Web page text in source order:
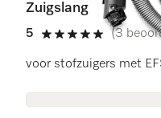
Zuigslang
5
5 sterren op 5
(3
voor stofzuigers met